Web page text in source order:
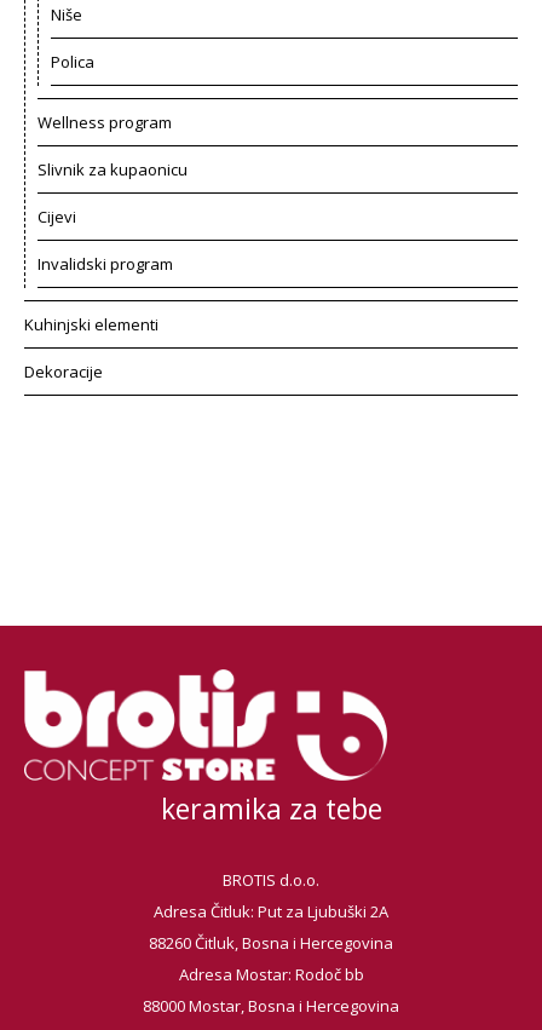
Niše
Polica
Wellness program
Slivnik za kupaonicu
Cijevi
Invalidski program
Kuhinjski elementi
Dekoracije
keramika za tebe
BROTIS d.o.o.
Adresa Čitluk: Put za Ljubuški 2A
88260 Čitluk, Bosna i Hercegovina
Adresa Mostar: Rodoč bb
88000 Mostar, Bosna i Hercegovina